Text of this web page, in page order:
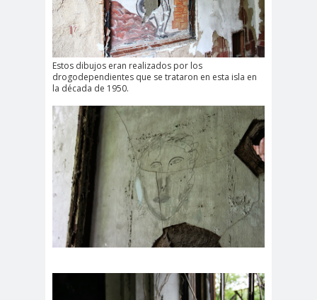
Estos dibujos eran realizados por los
drogodependientes que se trataron en esta isla en
la década de 1950.